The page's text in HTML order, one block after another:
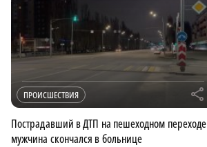
ПРОИСШЕСТВИЯ r
Пострадавший в ДТП на пешеходном переходе
мужчина скончался в больнице